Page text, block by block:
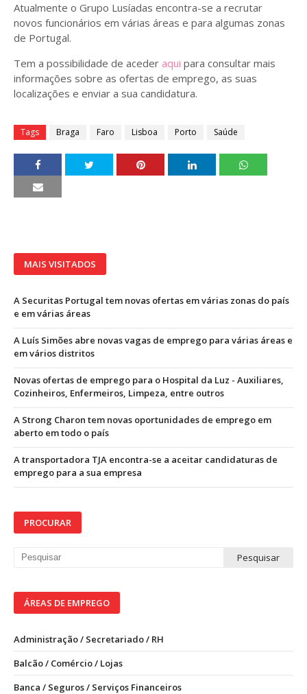
Atualmente o Grupo Lusíadas encontra-se a recrutar
novos funcionários em várias áreas e para algumas zonas
de Portugal.
Tem a possibilidade de aceder aqui para consultar mais
informações sobre as ofertas de emprego, as suas
localizações e enviar a sua candidatura.
Tags Braga Faro Lisboa Porto Saúde
MAIS VISITADOS
A Securitas Portugal tem novas ofertas em várias zonas do país
e em várias áreas
A Luís Simões abre novas vagas de emprego para várias áreas e
em vários distritos
Novas ofertas de emprego para o Hospital da Luz - Auxiliares,
Cozinheiros, Enfermeiros, Limpeza, entre outros
A Strong Charon tem novas oportunidades de emprego em
aberto em todo o país
A transportadora TJA encontra-se a aceitar candidaturas de
emprego para a sua empresa
PROCURAR
ÁREAS DE EMPREGO
Administração / Secretariado / RH
Balcão / Comércio / Lojas
Banca / Seguros / Serviços Financeiros